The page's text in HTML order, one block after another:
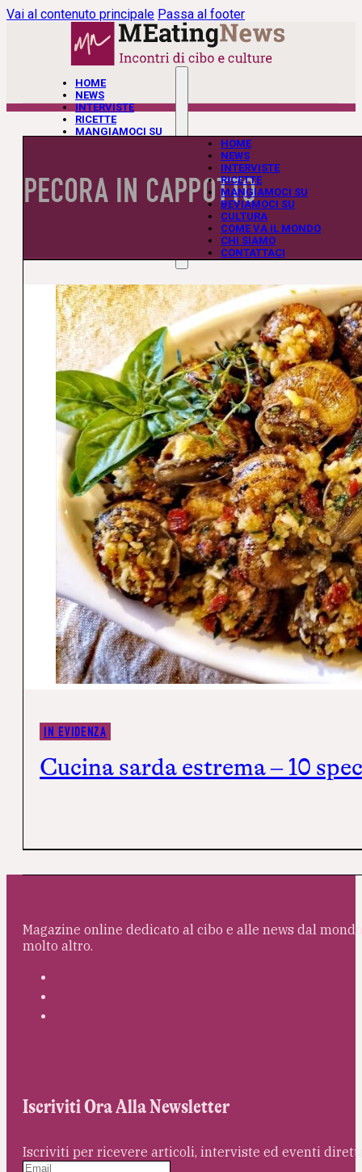
Vai al contenuto principale Passa al footer
HOME
NEWS
INTERVISTE
RICETTE
MANGIAMOCI SU
CHI SIAMO
CONTATTACI
HOME
NEWS
INTERVISTE
RICETTE
MANGIAMOCI SU
BEVIAMOCI SU
CULTURA
COME VA IL MONDO
CHI SIAMO
CONTATTACI
PECORA IN CAPPOTTO
IN EVIDENZA
Cucina sarda estrema – 10
Magazine online dedicato al cibo e alle news dal
molto altro.
Iscriviti Ora Alla Newsletter
Iscriviti per ricevere articoli, interviste ed eventi